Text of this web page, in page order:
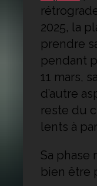
2025, la
prendre
pendant
11 mars,
d’autre
reste du
lents à
Sa phase
bien être